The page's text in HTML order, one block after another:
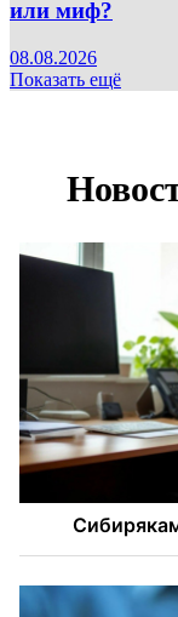
или миф?
08.08.2026
Показать ещё